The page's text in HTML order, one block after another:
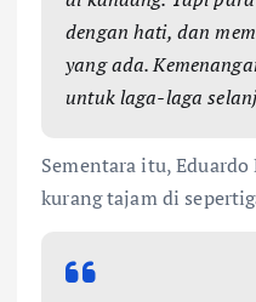
dengan hati, dan
yang ada.
untuk laga-laga
Sementara itu,
kurang tajam di